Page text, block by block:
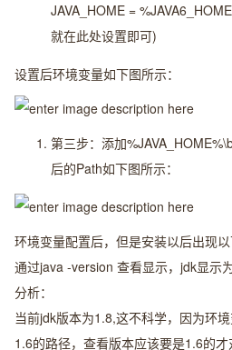
JAVA_HOME =
就在此处设置即可)
设置后环境变量如下图所示：
第三步：添加
后的Path如下图所示：
环境变量配置后，但是安装以后出现以
通过java -version 查看显示，jdk显示
分析：
当前jdk版本为1.8,这不科学，因为环
1.6的路径，查看版本应该要是1.6的